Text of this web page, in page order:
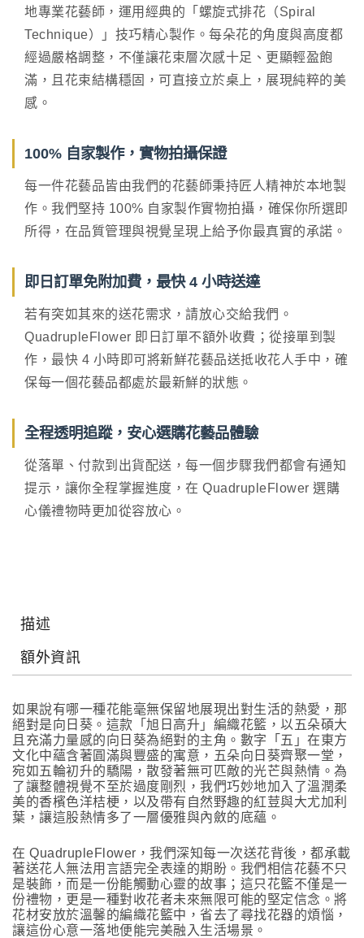
地專業花藝師，運用經典的「螺旋式排花（Spiral
Technique）」技巧精心製作。每朵花的角度與高度都
經過嚴格調整，不僅讓花束層次感十足、更顯輕盈飽
滿，且花束結構穩固，可直接立於桌上，展現純粹的美
感。
100% 自家製作，實物拍攝保證
每一件花藝品皆由我們的花藝師秉持匠人精神於本地製
作。我們堅持 100% 自家製作實物拍攝，確保你所選即
所得，在品質管理與視覺呈現上給予你最真實的承諾。
即日訂單免附加費，最快 4 小時送達
若有突如其來的送花需求，請放心交給我們。
QuadrupleFlower 即日訂單不額外收費；從接單到製
作，最快 4 小時即可將新鮮花藝品送抵收花人手中，確
保每一個花藝品都處於最新鮮的狀態。
全程透明追蹤，安心選購花藝品體驗
從落單、付款到出貨配送，每一個步驟我們都會有通知
提示，讓你全程掌握進度，在 QuadrupleFlower 選購
心儀禮物時更加從容放心。
描述
額外資訊
如果說有哪一種花能毫無保留地展現出對生活的熱愛，那
絕對是向日葵。這款「旭日高升」編織花籃，以五朵碩大
且充滿力量感的向日葵為絕對的主角。數字「五」在東方
文化中蘊含著圓滿與豐盛的寓意，五朵向日葵齊聚一堂，
宛如五輪初升的驕陽，散發著無可匹敵的光芒與熱情。為
了讓整體視覺不至於過度剛烈，我們巧妙地加入了溫潤柔
美的香檳色洋桔梗，以及帶有自然野趣的紅荳與大尤加利
葉，讓這股熱情多了一層優雅與內斂的底蘊。
在 QuadrupleFlower，我們深知每一次送花背後，都承載
著送花人無法用言語完全表達的期盼。我們相信花藝不只
是裝飾，而是一份能觸動心靈的故事；這只花籃不僅是一
份禮物，更是一種對收花者未來無限可能的堅定信念。將
花材安放於溫馨的編織花籃中，省去了尋找花器的煩惱，
讓這份心意一落地便能完美融入生活場景。